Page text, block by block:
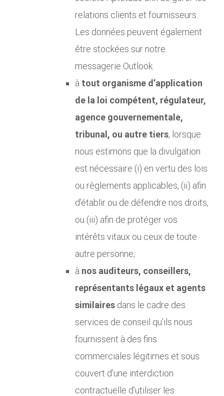
relations clients et fournisseurs.
Les données peuvent également
être stockées sur notre
messagerie Outlook.
à tout organisme d’application
de la loi compétent, régulateur,
agence gouvernementale,
tribunal, ou autre tiers, lorsque
nous estimons que la divulgation
est nécessaire (i) en vertu des lois
ou règlements applicables, (ii) afin
d’établir ou de défendre nos droits,
ou (iii) afin de protéger vos
intérêts vitaux ou ceux de toute
autre personne;
à nos auditeurs, conseillers,
représentants légaux et agents
similaires dans le cadre des
services de conseil qu’ils nous
fournissent à des fins
commerciales légitimes et sous
couvert d’une interdiction
contractuelle d’utiliser les